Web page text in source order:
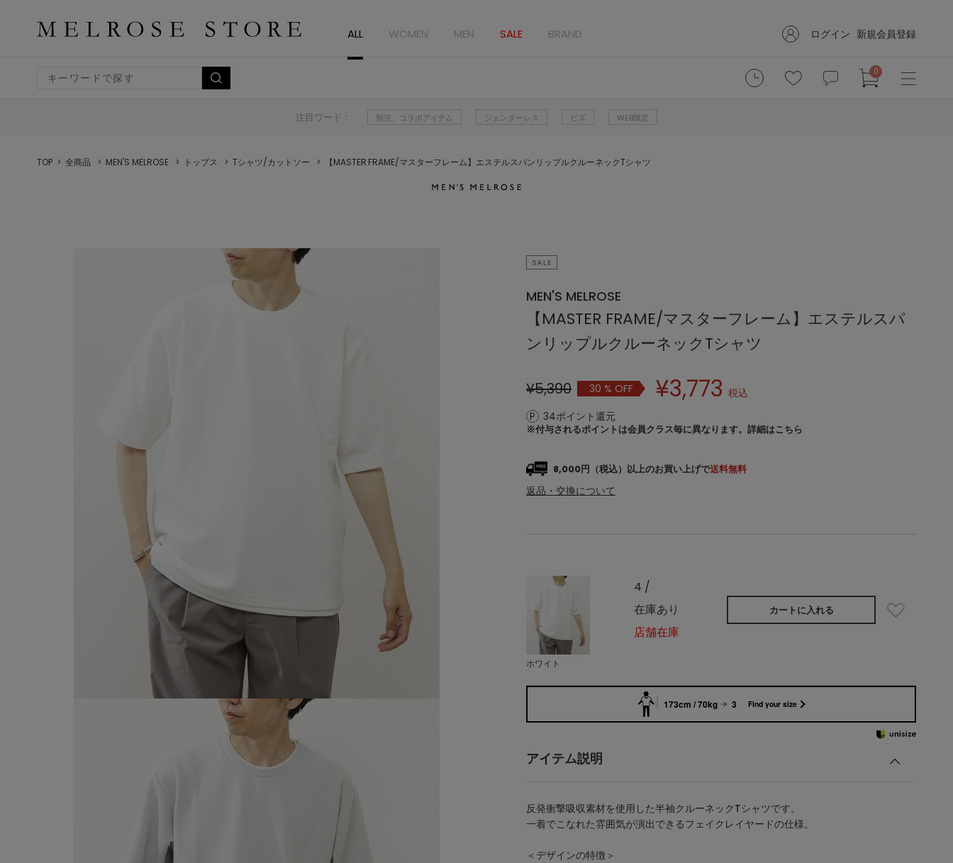
ALL WOMEN MEN SALE BRAND ログイン 新規会員登録
0
注目ワード： 別注、コラボアイテム ジェンダーレス ビズ WEB限定
TOP 全商品 MEN'S MELROSE トップス Tシャツ/カットソー 【MASTER FRAME/マスターフレーム】エステルスパンリップルクルーネックTシャツ
SALE
MEN'S MELROSE
【MASTER FRAME/マスターフレーム】エステルスパ
ンリップルクルーネックTシャツ
¥5,390 30 % OFF ¥3,773 税込
34ポイント還元
※付与されるポイントは会員クラス毎に異なります。 詳細はこちら
8,000円（税込）以上のお買い上げで送料無料
返品・交換について
ホワイト
4 /
在庫あり
店舗在庫
カートに入れる
173cm / 70kg 3 Find your size
アイテム説明
反発衝撃吸収素材を使用した半袖クルーネックTシャツです。
一着でこなれた雰囲気が演出できるフェイクレイヤードの仕様。
＜デザインの特徴＞